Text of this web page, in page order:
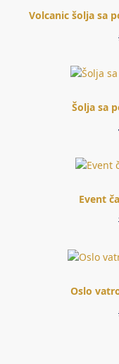
Volcanic šolja sa
Šolja sa
Event
Oslo